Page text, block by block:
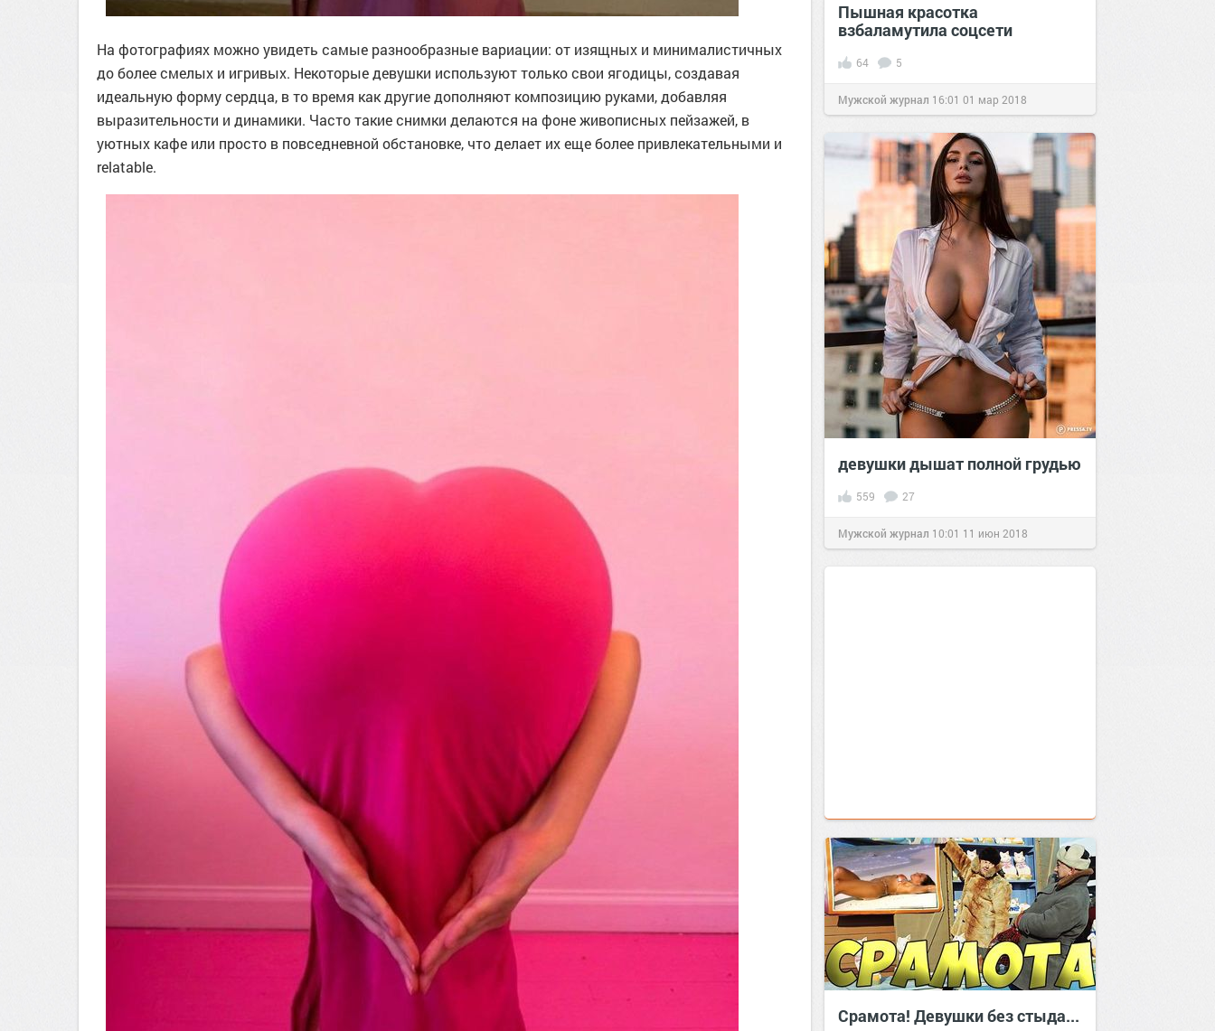
На фотографиях можно увидеть самые разнообразные вариации: от изящных и минималистичных
до более смелых и игривых. Некоторые девушки используют только свои ягодицы, создавая
идеальную форму сердца, в то время как другие дополняют композицию руками, добавляя
выразительности и динамики. Часто такие снимки делаются на фоне живописных пейзажей, в
уютных кафе или просто в повседневной обстановке, что делает их еще более привлекательными и
relatable.
Пышная красотка
взбаламутила соцсети
64 5
Мужской журнал 16:01 01 мар 2018
девушки дышат полной грудью
559 27
Мужской журнал 10:01 11 июн 2018
Срамота! Девушки без стыда...